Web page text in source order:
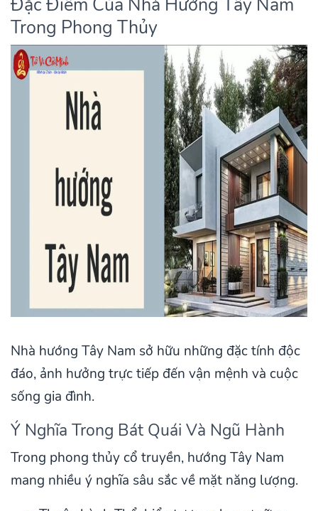
Trong Phong Thủy
Nhà hướng Tây Nam sở hữu những đặc tính độc
đáo, ảnh hưởng trực tiếp đến vận mệnh và cuộc
sống gia đình.
Ý Nghĩa Trong Bát Quái Và Ngũ Hành
Trong phong thủy cổ truyền, hướng Tây Nam
mang nhiều ý nghĩa sâu sắc về mặt năng lượng.